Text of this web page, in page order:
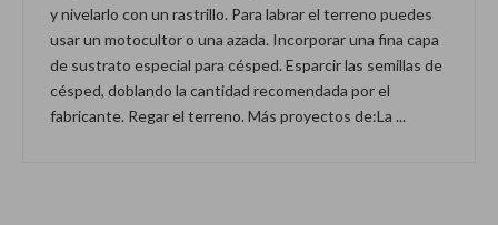
y nivelarlo con un rastrillo. Para labrar el terreno puedes
usar un motocultor o una azada. Incorporar una fina capa
de sustrato especial para césped. Esparcir las semillas de
césped, doblando la cantidad recomendada por el
fabricante. Regar el terreno. Más proyectos de:La ...